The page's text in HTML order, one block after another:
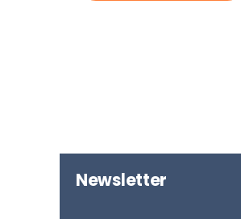
Newsletter